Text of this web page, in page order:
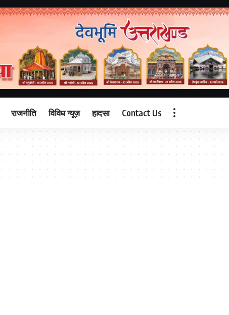
राजनीति विविध न्यूज़ हादसा Contact Us